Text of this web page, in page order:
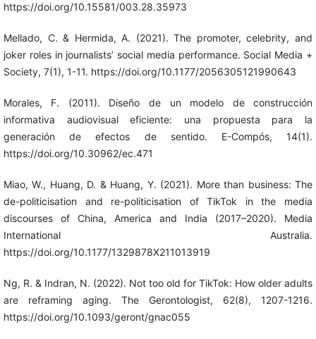
https://doi.org/10.15581/003.28.35973
Mellado, C. & Hermida, A. (2021). The promoter, celebrity, and
joker roles in journalists’ social media performance. Social Media +
Society, 7(1), 1-11. https://doi.org/10.1177/2056305121990643
Morales, F. (2011). Diseño de un modelo de construcción
informativa audiovisual eficiente: una propuesta para la
generación de efectos de sentido. E-Compós, 14(1).
https://doi.org/10.30962/ec.471
Miao, W., Huang, D. & Huang, Y. (2021). More than business: The
de-politicisation and re-politicisation of TikTok in the media
discourses of China, America and India (2017–2020). Media
International Australia.
https://doi.org/10.1177/1329878X211013919
Ng, R. & Indran, N. (2022). Not too old for TikTok: How older adults
are reframing aging. The Gerontologist, 62(8), 1207-1216.
https://doi.org/10.1093/geront/gnac055